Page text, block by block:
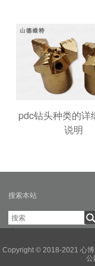
pdc钻头种类的详
说明
搜索本站
Copyright © 2018-2021 心博
公